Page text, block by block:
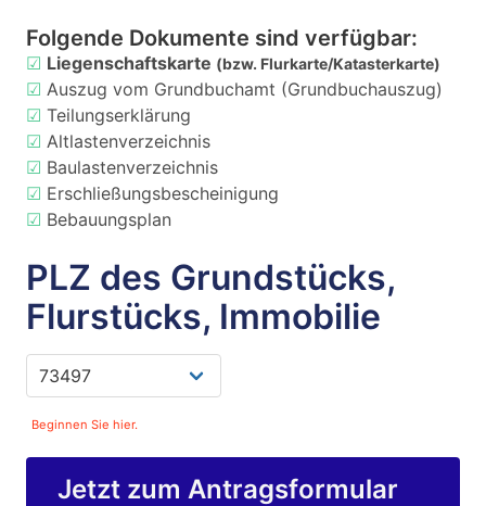
Folgende Dokumente sind verfügbar:
☑ Liegenschaftskarte (bzw. Flurkarte/Katasterkarte)
☑ Auszug vom Grundbuchamt (Grundbuchauszug)
☑ Teilungserklärung
☑ Altlastenverzeichnis
☑ Baulastenverzeichnis
☑ Erschließungsbescheinigung
☑ Bebauungsplan
PLZ des Grundstücks,
Flurstücks, Immobilie
Beginnen Sie hier.
Jetzt zum Antragsformular